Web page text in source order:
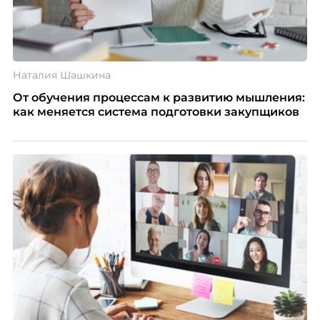
Наталия Шашкина
От обучения процессам к развитию мышления:
как меняется система подготовки закупщиков